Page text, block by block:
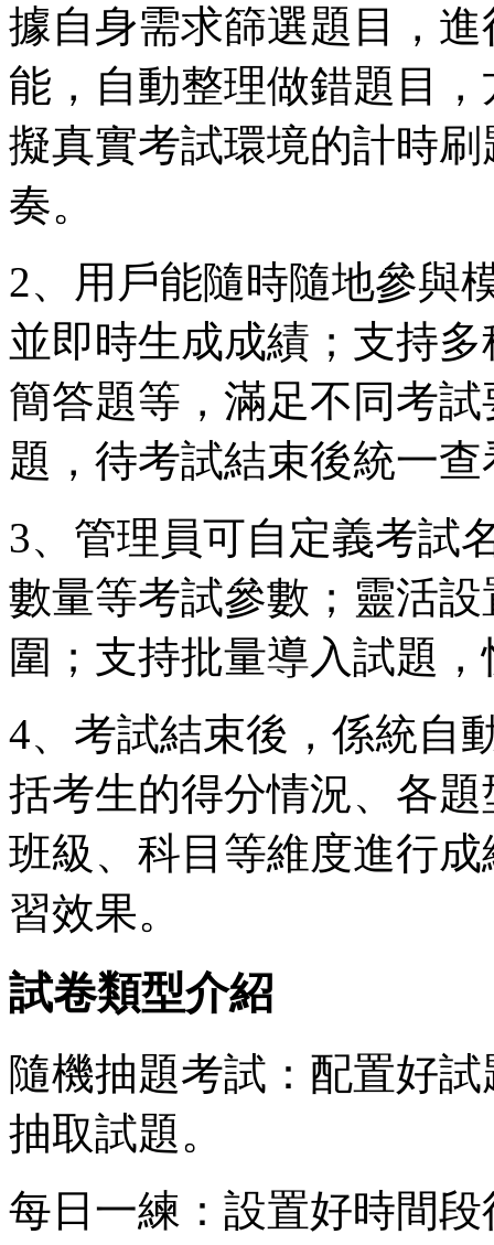
據自身需求篩選題目，
能，自動整理做錯題目
擬真實考試環境的計時
奏。
2、用戶能隨時隨地參與
並即時生成成績；支持
簡答題等，滿足不同考
題，待考試結束後統一
3、管理員可自定義考試
數量等考試參數；靈活
圍；支持批量導入試題
4、考試結束後，係統自
括考生的得分情況、各
班級、科目等維度進行
習效果。
試卷類型介紹
隨機抽題考試：配置好
抽取試題。
每日一練：設置好時間